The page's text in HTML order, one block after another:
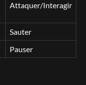
Attaquer/Interagir
Sauter
Pauser